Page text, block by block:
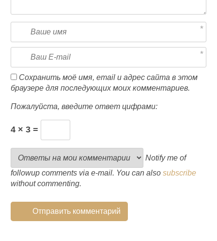
Сохранить моё имя, email и адрес сайта в этом
браузере для последующих моих комментариев.
Пожалуйста, введите ответ цифрами:
4 × 3 =
Notify me of
followup comments via e-mail. You can alsosubscribe
without commenting.